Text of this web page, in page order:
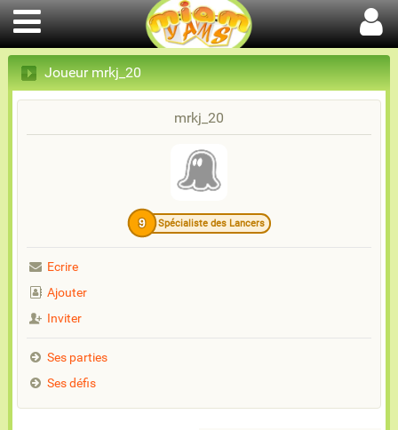
Joueur mrkj_20
mrkj_20
9 Spécialiste des Lancers
Ecrire
Ajouter
Inviter
Ses parties
Ses défis